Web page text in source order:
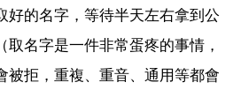
好的名字，等待半天左右拿到公
名字是一件非常蛋疼的事情，
被拒，重複、重音、通用等都會